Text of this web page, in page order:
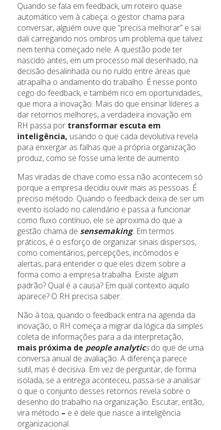
Quando se fala em feedback, um roteiro quase
automático vem à cabeça: o gestor chama para
conversar, alguém ouve que “precisa melhorar” e sai
dali carregando nos ombros um problema que talvez
nem tenha começado nele. A questão pode ter
nascido antes, em um processo mal desenhado, na
decisão desalinhada ou no ruído entre áreas que
atrapalha o andamento do trabalho. É nesse ponto
cego do feedback, e também rico em oportunidades,
que mora a inovação. Mais do que ensinar líderes a
dar retornos melhores, a verdadeira inovação em
RH passa por transformar escuta em
inteligência, usando o que cada devolutiva revela
para enxergar as falhas que a própria organização
produz, como se fosse uma lente de aumento.
Mas viradas de chave como essa não acontecem só
porque a empresa decidiu ouvir mais as pessoas. É
preciso método. Quando o feedback deixa de ser um
evento isolado no calendário e passa a funcionar
como fluxo contínuo, ele se aproxima do que a
gestão chama de sensemaking. Em termos
práticos, é o esforço de organizar sinais dispersos,
como comentários, percepções, incômodos e
alertas, para entender o que eles dizem sobre a
forma como a empresa trabalha. Existe algum
padrão? Qual é a causa? Em qual contexto aquilo
aparece? O RH precisa saber.
Não à toa, quando o feedback entra na agenda da
inovação, o RH começa a migrar da lógica da simples
coleta de informações para a da interpretação,
mais próxima de people analyticsdo que de uma
conversa anual de avaliação. A diferença parece
sutil, mas é decisiva. Em vez de perguntar, de forma
isolada, se a entrega aconteceu, passa-se a analisar
o que o conjunto desses retornos revela sobre o
desenho do trabalho na organização. Escutar, então,
vira método – e é dele que nasce a inteligência
organizacional.